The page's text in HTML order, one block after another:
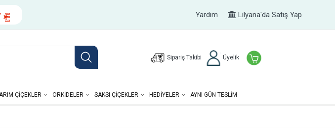
Yardım Lilyana'da Satış Yap
Sipariş Takibi Üyelik
ÇIÇEKLER ORKIDELER SAKSI ÇIÇEKLER HEDIYELER AYNI GÜN TESLİM